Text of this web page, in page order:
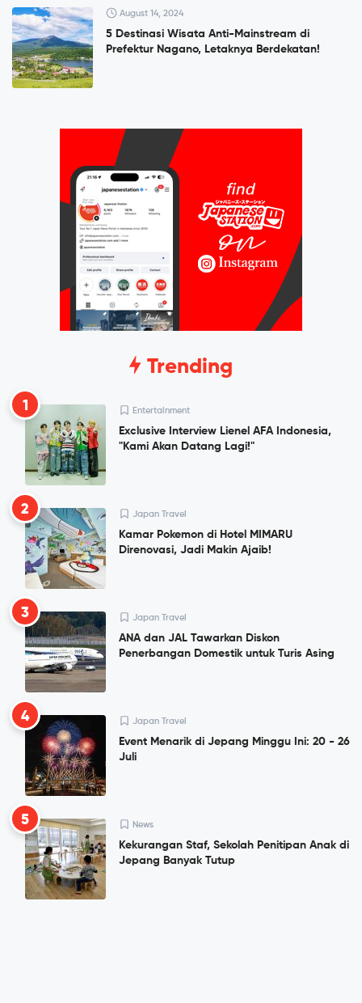
August 14, 2024
5 Destinasi Wisata Anti-Mainstream di
Prefektur Nagano, Letaknya Berdekatan!
Trending
1 Entertainment
Exclusive Interview Lienel AFA Indonesia,
"Kami Akan Datang Lagi!"
2 Japan Travel
Kamar Pokemon di Hotel MIMARU
Direnovasi, Jadi Makin Ajaib!
3 Japan Travel
ANA dan JAL Tawarkan Diskon
Penerbangan Domestik untuk Turis Asing
4 Japan Travel
Event Menarik di Jepang Minggu Ini: 20 - 26
Juli
5 News
Kekurangan Staf, Sekolah Penitipan Anak di
Jepang Banyak Tutup